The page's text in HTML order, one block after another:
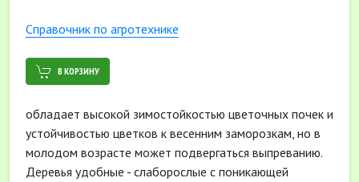
Cправочник по агротехнике
В КОРЗИНУ
обладает высокой зимостойкостью цветочных почек и
устойчивостью цветков к весенним заморозкам, но в
молодом возрасте может подвергаться выпреванию.
Деревья удобные - слаборослые с поникающей